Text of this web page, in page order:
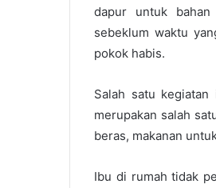
dapur untuk
sebeklum waktu
pokok habis.
Salah satu
merupakan salah
beras, makanan
Ibu di rumah tidak